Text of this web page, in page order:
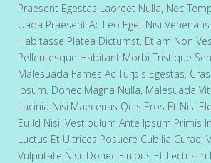
Praesent Egestas Laoreet Nulla, Nec
Uada Praesent Ac Leo Eget Nisi
Habitasse Platea Dictumst. Etiam Non
Pellentesque Habitant Morbi Tristique
Malesuada Fames Ac Turpis Egestas.
Ipsum. Donec Magna Nulla, Malesuada
Lacinia Nisi.Maecenas Quis Eros Et Nisl
Eu Id Nisi. Vestibulum Ante Ipsum Primis
Luctus Et Ultrices Posuere Cubilia Curae;
Vulputate Nisi. Donec Finibus Et Lectus In